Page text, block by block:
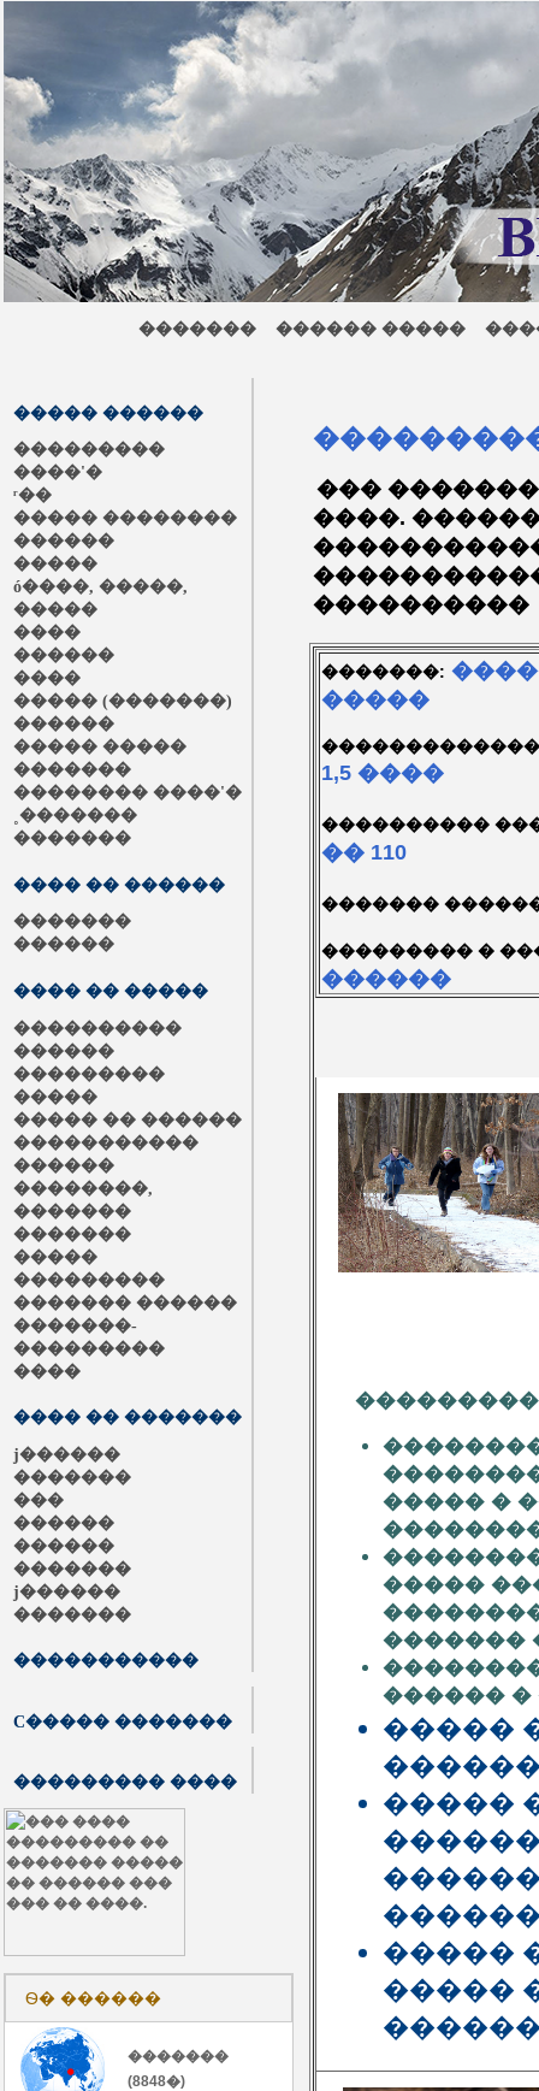
������� ������ �����
����� ������
���������
����'�
ʳ��
����� ��������
������
�����
ó����, �����,
�����
����
������
����
����� (�������)
������
����� �����
�������
�������� ����'�
˳�������
�������
���� �� ������
�������
������
���� �� �����
����������
������
���������
�����
����� �� ������
�����������
������
��������,
�������
�������
�����
���������
������� ������
�������-
���������
����
���� �� �������
ϳ������
�������
���
������
������
�������
ϳ������
�������
�����������
C����� �������
��������� ����
Ѳ� ������
�������
(8848�)
���
����.
����������
�������:
�����
1,5 ����
����������
�� 110
�������
��������� �
������
����� �
�����
�������
������ �
�����
�����
�����
�����